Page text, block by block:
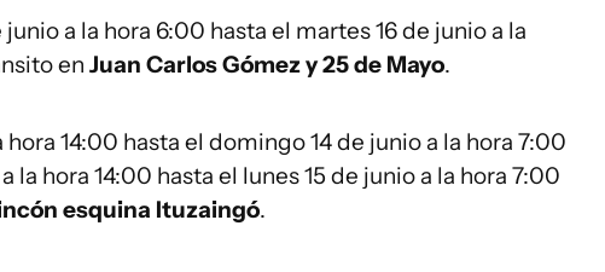
a la hora 6:00 hasta el martes 16 de junio a la
en Juan Carlos Gómez y 25 de Mayo.
14:00 hasta el domingo 14 de junio a la hora 7:00
la hora 14:00 hasta el lunes 15 de junio a la hora 7:00
esquina Ituzaingó.